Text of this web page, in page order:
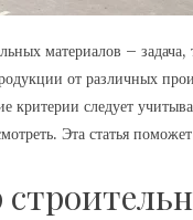
материалов –
от различных
критерии следует
Эта статья